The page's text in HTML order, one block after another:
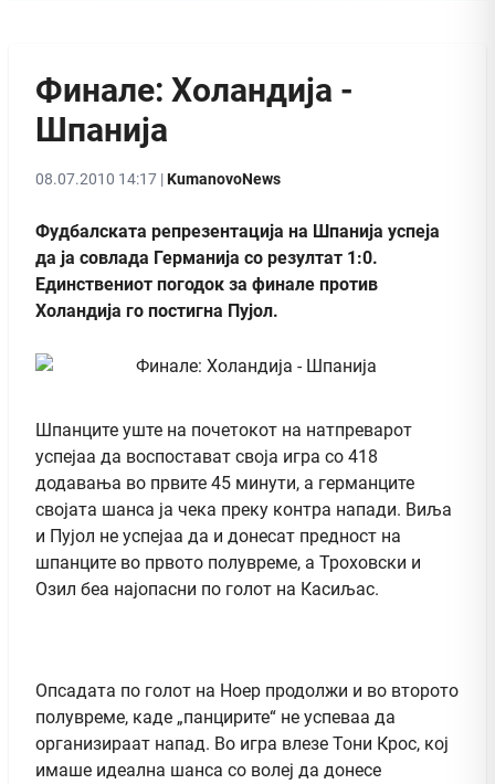
Финале: Холандија -
Шпанија
08.07.2010 14:17 |KumanovoNews
Фудбалската репрезентација на Шпанија успеја
да ја совлада Германија со резултат 1:0.
Единствениот погодок за финале против
Холандија го постигна Пујол.
Шпанците уште на почетокот на натпреварот
успејаа да воспостават своја игра со 418
додавања во првите 45 минути, а германците
својата шанса ја чека преку контра напади. Виља
и Пујол не успејаа да и донесат предност на
шпанците во првото полувреме, а Троховски и
Озил беа најопасни по голот на Касиљас.
Опсадата по голот на Ноер продолжи и во второто
полувреме, каде „панцирите“ не успеваа да
организираат напад. Во игра влезе Тони Крос, кој
имаше идеална шанса со волеј да донесе